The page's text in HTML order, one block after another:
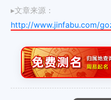
▸文章来源：
http://www.jinfabu.com/